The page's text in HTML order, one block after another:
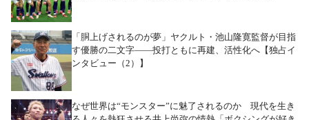
「胴上げされるのが夢」ヤクルト・池山隆寛監督が目指
す優勝の二文字――投打ともに再建、活性化へ【独占イ
ンタビュー（2）】
なぜ世界は“モンスター”に魅了されるのか 現代を生き